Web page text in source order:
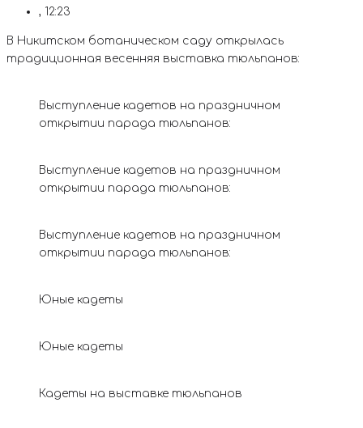
, 12:23
В Никитском ботаническом саду открылась
традиционная весенняя выставка тюльпанов:
Выступление кадетов на праздничном
открытии парада тюльпанов:
Выступление кадетов на праздничном
открытии парада тюльпанов:
Выступление кадетов на праздничном
открытии парада тюльпанов:
Юные кадеты
Юные кадеты
Кадеты на выставке тюльпанов